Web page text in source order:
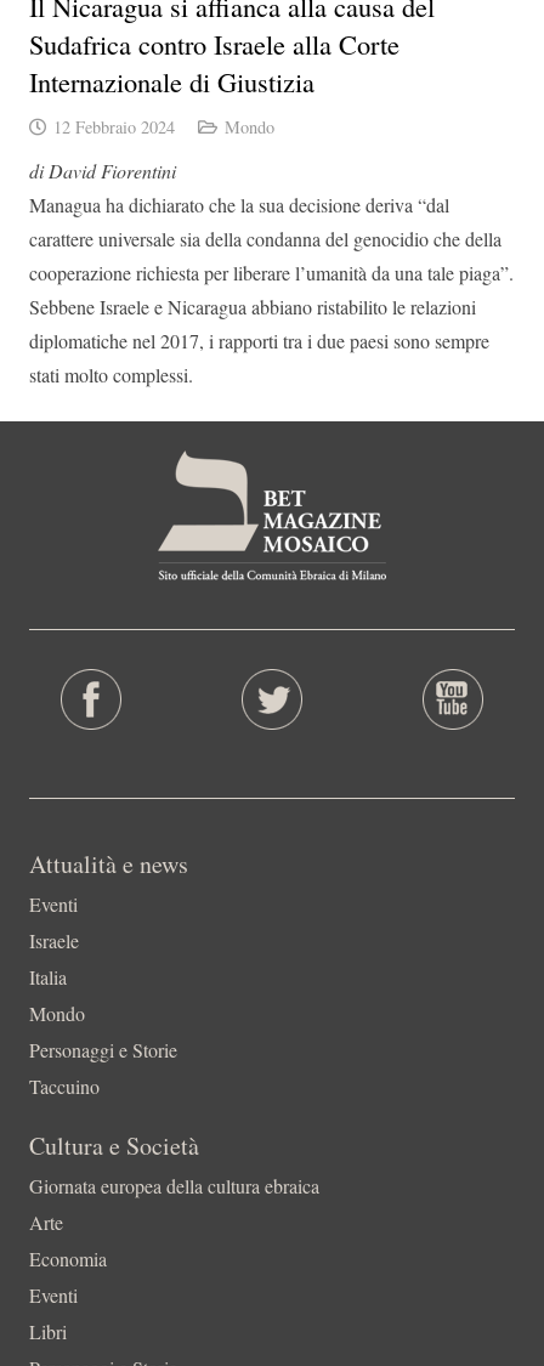
Sudafrica contro Israele alla Corte
Internazionale di Giustizia
12 Febbraio 2024 Mondo
di David Fiorentini
Managua ha dichiarato che la sua decisione deriva “dal
carattere universale sia della condanna del genocidio che della
cooperazione richiesta per liberare l’umanità da una tale piaga”.
Sebbene Israele e Nicaragua abbiano ristabilito le relazioni
diplomatiche nel 2017, i rapporti tra i due paesi sono sempre
stati molto complessi.
Attualità e news
Eventi
Israele
Italia
Mondo
Personaggi e Storie
Taccuino
Cultura e Società
Giornata europea della cultura ebraica
Arte
Economia
Eventi
Libri